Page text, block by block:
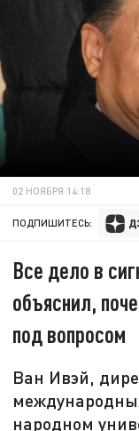
02 НОЯБРЯ 14:18
ПОДПИШИТЕСЬ:
Все дело в
объяснил,
под вопросом
Ван Ивэй,
народном